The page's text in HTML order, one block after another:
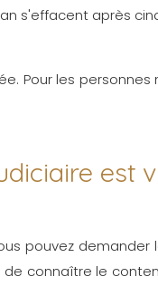
s'effacent après
Pour les
est
pouvez demander
connaître le